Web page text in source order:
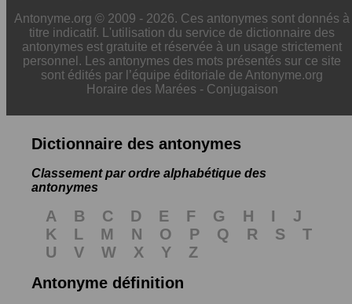
Antonyme.org © 2009 - 2026. Ces antonymes sont donnés à
titre indicatif. L'utilisation du service de dictionnaire des
antonymes est gratuite et réservée à un usage strictement
personnel. Les antonymes des mots présentés sur ce site
sont édités par l’équipe éditoriale de Antonyme.org
Horaire des Marées - Conjugaison
Dictionnaire des antonymes
Classement par ordre alphabétique des
antonymes
A B C D E F G H I
J
K
L M N O P Q R S
T
U
V W X Y
Z
Antonyme définition